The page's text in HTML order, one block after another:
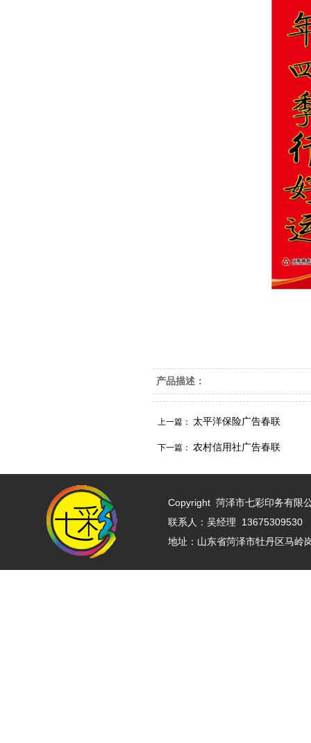
产品描述：
上一篇： 太平洋保险广告春联
下一篇： 农村信用社广告春联
Copyright 菏泽市七彩印务有限
联系人：吴经理
地址：山东省菏泽市牡丹区马